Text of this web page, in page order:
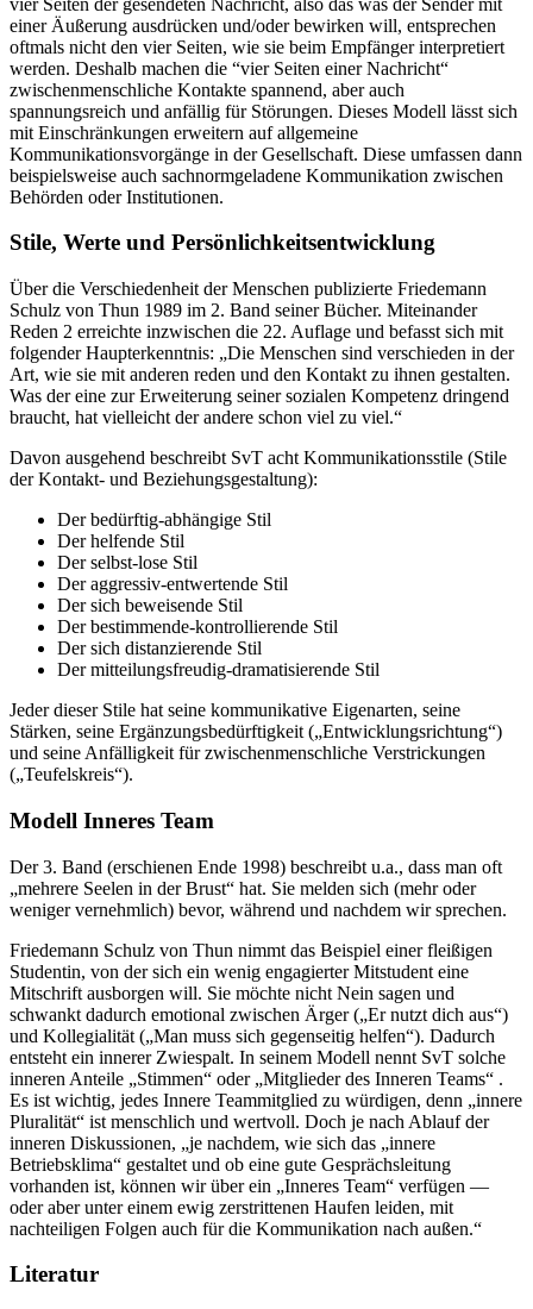
einer Äußerung ausdrücken und/oder bewirken will, entsprechen
oftmals nicht den vier Seiten, wie sie beim Empfänger interpretiert
werden. Deshalb machen die “vier Seiten einer Nachricht“
zwischenmenschliche Kontakte spannend, aber auch
spannungsreich und anfällig für Störungen. Dieses Modell lässt sich
mit Einschränkungen erweitern auf allgemeine
Kommunikationsvorgänge in der Gesellschaft. Diese umfassen dann
beispielsweise auch sachnormgeladene Kommunikation zwischen
Behörden oder Institutionen.
Stile, Werte und Persönlichkeitsentwicklung
Über die Verschiedenheit der Menschen publizierte Friedemann
Schulz von Thun 1989 im 2. Band seiner Bücher. Miteinander
Reden 2 erreichte inzwischen die 22. Auflage und befasst sich mit
folgender Haupterkenntnis: „Die Menschen sind verschieden in der
Art, wie sie mit anderen reden und den Kontakt zu ihnen gestalten.
Was der eine zur Erweiterung seiner sozialen Kompetenz dringend
braucht, hat vielleicht der andere schon viel zu viel.“
Davon ausgehend beschreibt SvT acht Kommunikationsstile (Stile
der Kontakt- und Beziehungsgestaltung):
Der bedürftig-abhängige Stil
Der helfende Stil
Der selbst-lose Stil
Der aggressiv-entwertende Stil
Der sich beweisende Stil
Der bestimmende-kontrollierende Stil
Der sich distanzierende Stil
Der mitteilungsfreudig-dramatisierende Stil
Jeder dieser Stile hat seine kommunikative Eigenarten, seine
Stärken, seine Ergänzungsbedürftigkeit („Entwicklungsrichtung“)
und seine Anfälligkeit für zwischenmenschliche Verstrickungen
(„Teufelskreis“).
Modell Inneres Team
Der 3. Band (erschienen Ende 1998) beschreibt u.a., dass man oft
„mehrere Seelen in der Brust“ hat. Sie melden sich (mehr oder
weniger vernehmlich) bevor, während und nachdem wir sprechen.
Friedemann Schulz von Thun nimmt das Beispiel einer fleißigen
Studentin, von der sich ein wenig engagierter Mitstudent eine
Mitschrift ausborgen will. Sie möchte nicht Nein sagen und
schwankt dadurch emotional zwischen Ärger („Er nutzt dich aus“)
und Kollegialität („Man muss sich gegenseitig helfen“). Dadurch
entsteht ein innerer Zwiespalt. In seinem Modell nennt SvT solche
inneren Anteile „Stimmen“ oder „Mitglieder des Inneren Teams“ .
Es ist wichtig, jedes Innere Teammitglied zu würdigen, denn „innere
Pluralität“ ist menschlich und wertvoll. Doch je nach Ablauf der
inneren Diskussionen, „je nachdem, wie sich das „innere
Betriebsklima“ gestaltet und ob eine gute Gesprächsleitung
vorhanden ist, können wir über ein „Inneres Team“ verfügen —
oder aber unter einem ewig zerstrittenen Haufen leiden, mit
nachteiligen Folgen auch für die Kommunikation nach außen.“
Literatur